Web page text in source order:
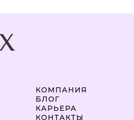
КОМПАНИЯ
БЛОГ
КАРЬЕРА
КОНТАКТЫ